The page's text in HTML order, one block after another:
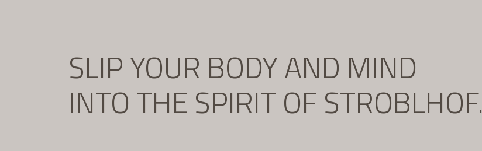
SLIP YOUR BODY AND MIND
INTO THE SPIRIT OF STROBLHOF.